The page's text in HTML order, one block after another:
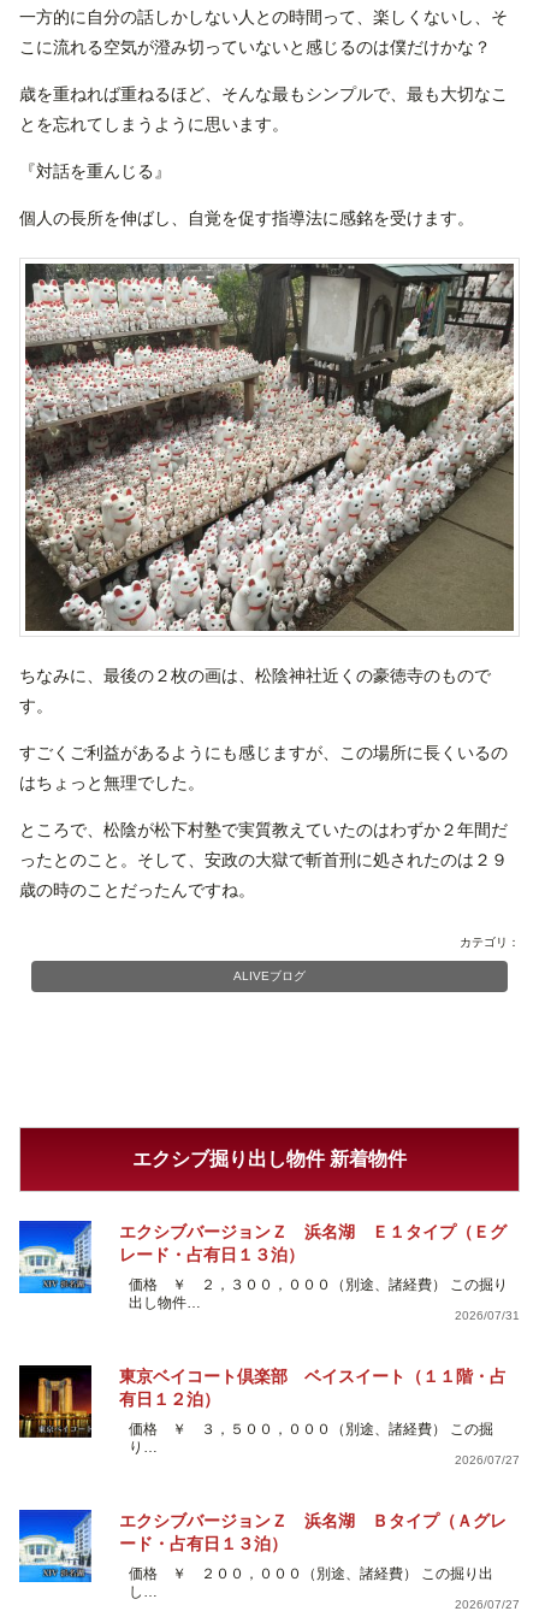
一方的に自分の話しかしない人との時間って、楽しくないし、そ
こに流れる空気が澄み切っていないと感じるのは僕だけかな？
歳を重ねれば重ねるほど、そんな最もシンプルで、最も大切なこ
とを忘れてしまうように思います。
『対話を重んじる』
個人の長所を伸ばし、自覚を促す指導法に感銘を受けます。
ちなみに、最後の２枚の画は、松陰神社近くの豪徳寺のもので
す。
すごくご利益があるようにも感じますが、この場所に長くいるの
はちょっと無理でした。
ところで、松陰が松下村塾で実質教えていたのはわずか２年間だ
ったとのこと。そして、安政の大獄で斬首刑に処されたのは２９
歳の時のことだったんですね。
カテゴリ：
ALIVEブログ
エクシブ掘り出し物件 新着物件
エクシブバージョンＺ 浜名湖 Ｅ１タイプ（Ｅグ
レード・占有日１３泊）
価格 ￥ ２，３００，０００（別途、諸経費） この掘り
出し物件…
2026/07/31
東京ベイコート倶楽部 ベイスイート（１１階・占
有日１２泊）
価格 ￥ ３，５００，０００（別途、諸経費） この掘
り…
2026/07/27
エクシブバージョンＺ 浜名湖 Ｂタイプ（Ａグレ
ード・占有日１３泊）
価格 ￥ ２００，０００（別途、諸経費） この掘り出
し…
2026/07/27